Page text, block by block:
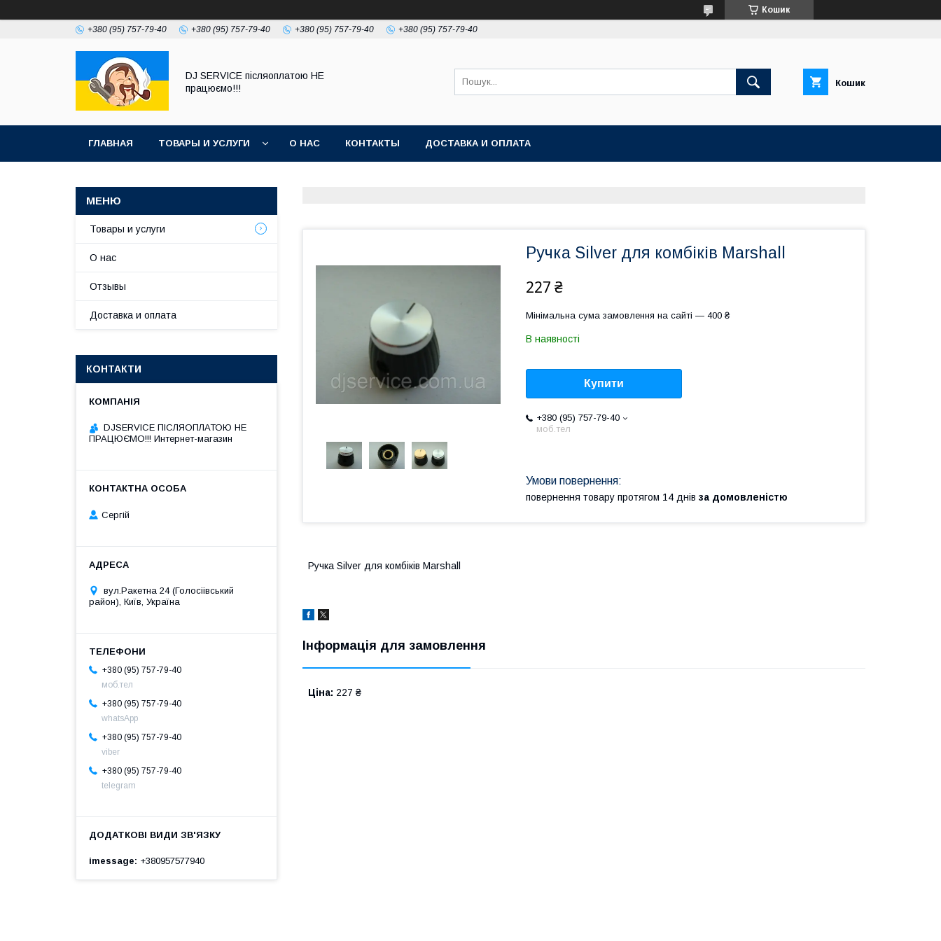
Кошик
+380 (95) 757-79-40 +380 (95) 757-79-40 +380 (95) 757-79-40 +380 (95) 757-79-40
DJ SERVICE пiсляоплатою НЕ
працюємо!!!
Кошик
ГЛАВНАЯ ТОВАРЫ И УСЛУГИ О НАС КОНТАКТЫ ДОСТАВКА И ОПЛАТА
Ручка Silver для комбіків Marshall
227 ₴
Мінімальна сума замовлення на сайті — 400 ₴
В наявності
Купити
+380 (95) 757-79-40
моб.тел
повернення товару протягом 14 днів за домовленістю
Ручка Silver для комбіків Marshall
Інформація для замовлення
Ціна: 227 ₴
Товары и услуги
О нас
Отзывы
Доставка и оплата
КОНТАКТИ
DJSERVICE ПІСЛЯОПЛАТОЮ НЕ
ПРАЦЮЄМО!!! Интернет-магазин
Сергій
вул.Ракетна 24 (Голосіівський
район), Київ, Україна
+380 (95) 757-79-40
моб.тел
+380 (95) 757-79-40
whatsApp
+380 (95) 757-79-40
viber
+380 (95) 757-79-40
telegram
imessage +380957577940